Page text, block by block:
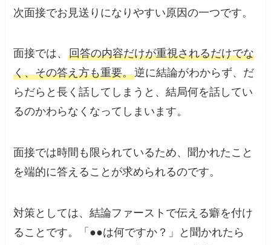
次面接でお見送りになりやすい原因の一つです。
面接では、回答の内容だけが重視されるだけでな
く、その答え方も重要。逆に結論がわからず、だ
らだらと長く話してしまうと、結局何を話してい
るのかわらなくなってしまいます。
面接では時間も限られているため、聞かれたこと
を端的に答えることが求められるのです。
対策としては、結論ファーストで伝える癖を付け
ることです。「●●は何ですか？」と聞かれたら